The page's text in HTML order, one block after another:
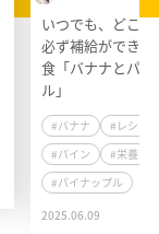
いつでも、どこ
必ず補給ができ
食「バナナとパイ
ル」
#バナナ
#レシピ
#パイン
#栄養
#パイナップル
2025.06.09